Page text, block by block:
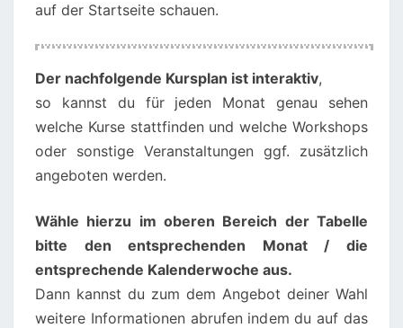
auf der Startseite schauen.
Der nachfolgende Kursplan ist interaktiv,
so kannst du für jeden Monat genau sehen
welche Kurse stattfinden und welche Workshops
oder sonstige Veranstaltungen ggf. zusätzlich
angeboten werden.
Wähle hierzu im oberen Bereich der Tabelle
bitte den entsprechenden Monat / die
entsprechende Kalenderwoche aus.
Dann kannst du zum dem Angebot deiner Wahl
weitere Informationen abrufen indem du auf das
00:00
02:00
03:00
04:00